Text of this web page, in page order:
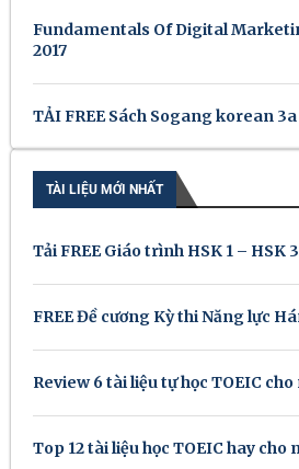
Fundamentals Of Digital
2017
TẢI FREE Sách Sogang korean
TÀI LIỆU MỚI NHẤT
Tải FREE Giáo trình HSK 1 – HSK
FREE Đề cương Kỳ thi Năng lực
Review 6 tài liệu tự học TOEIC
Top 12 tài liệu học TOEIC hay cho